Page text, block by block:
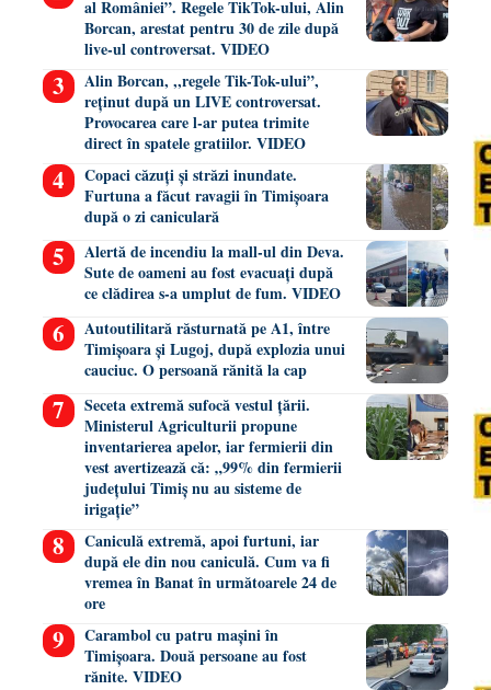
al României”. Regele TikTok-ului, Alin
Borcan, arestat pentru 30 de zile după
live-ul controversat. VIDEO
Alin Borcan, ,,regele Tik-Tok-ului”,
reținut după un LIVE controversat.
Provocarea care l-ar putea trimite
direct în spatele gratiilor. VIDEO
Copaci căzuți și străzi inundate.
Furtuna a făcut ravagii în Timișoara
după o zi caniculară
Alertă de incendiu la mall-ul din Deva.
Sute de oameni au fost evacuați după
ce clădirea s-a umplut de fum. VIDEO
Autoutilitară răsturnată pe A1, între
Timișoara și Lugoj, după explozia unui
cauciuc. O persoană rănită la cap
Seceta extremă sufocă vestul țării.
Ministerul Agriculturii propune
inventarierea apelor, iar fermierii din
vest avertizează că: „99% din fermierii
județului Timiș nu au sisteme de
irigație”
Caniculă extremă, apoi furtuni, iar
după ele din nou caniculă. Cum va fi
vremea în Banat în următoarele 24 de
ore
Carambol cu patru mașini în
Timișoara. Două persoane au fost
rănite. VIDEO